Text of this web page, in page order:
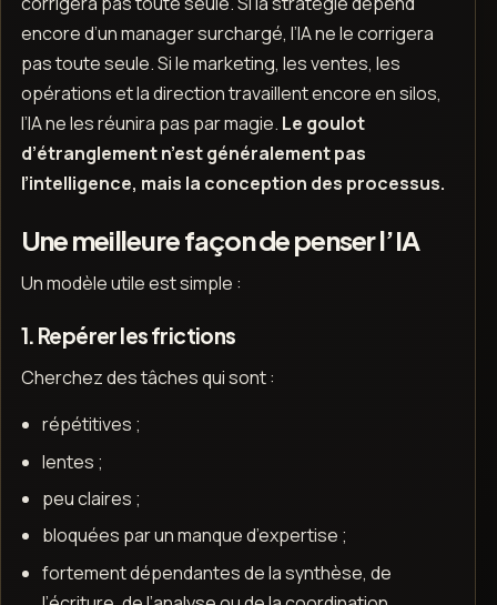
encore d’un manager surchargé, l’IA ne le corrigera
pas toute seule. Si le marketing, les ventes, les
opérations et la direction travaillent encore en silos,
l’IA ne les réunira pas par magie. Le goulot
d’étranglement n’est généralement pas
l’intelligence, mais la conception des processus.
Une meilleure façon de penser l’IA
Un modèle utile est simple :
1. Repérer les frictions
Cherchez des tâches qui sont :
répétitives ;
lentes ;
peu claires ;
bloquées par un manque d’expertise ;
fortement dépendantes de la synthèse, de